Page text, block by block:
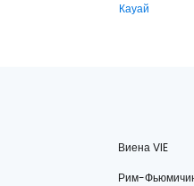
Кауай
Виена VIE
Рим-